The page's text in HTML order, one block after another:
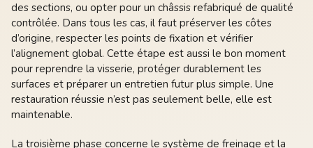
des sections, ou opter pour un châssis refabriqué de qualité
contrôlée. Dans tous les cas, il faut préserver les côtes
d’origine, respecter les points de fixation et vérifier
l’alignement global. Cette étape est aussi le bon moment
pour reprendre la visserie, protéger durablement les
surfaces et préparer un entretien futur plus simple. Une
restauration réussie n’est pas seulement belle, elle est
maintenable.
La troisième phase concerne le système de freinage et la